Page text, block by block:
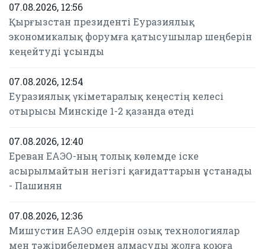
07.08.2026, 12:56
Қырғызстан президенті Еуразиялық
экономикалық форумға қатысушылар шеңберін
кеңейтуді ұсынды
07.08.2026, 12:54
Еуразиялық үкіметаралық кеңестің келесі
отырысы Минскіде 1-2 қазанда өтеді
07.08.2026, 12:40
Ереван ЕАЭО-ның толық көлемде іске
асырылмайтын негізгі қағидаттарын ұстанады
- Пашинян
07.08.2026, 12:36
Мишустин ЕАЭО елдерін озық технологиялар
мен тәжірибелермен алмасуды жолға қоюға